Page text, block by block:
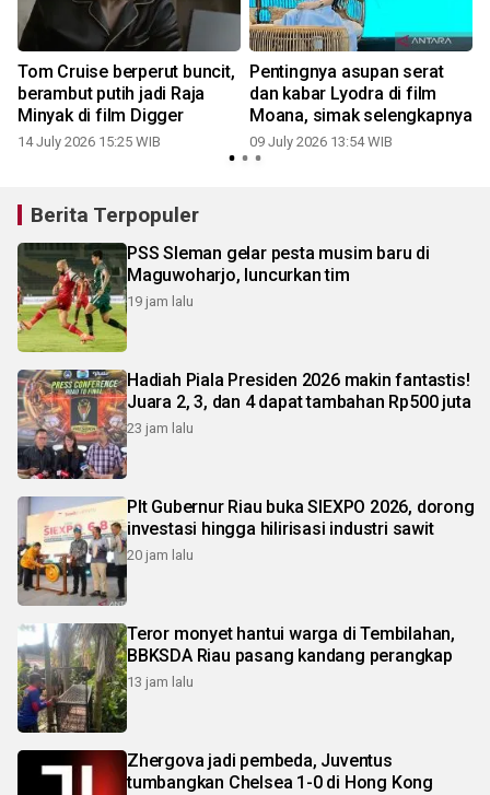
Tom Cruise berperut buncit,
berambut putih jadi Raja
Minyak di film Digger
14 July 2026 15:25 WIB
Pentingnya asupan serat
dan kabar Lyodra di film
Moana, simak selengkapnya
09 July 2026 13:54 WIB
Berita Terpopuler
PSS Sleman gelar pesta musim baru di
Maguwoharjo, luncurkan tim
19 jam lalu
Hadiah Piala Presiden 2026 makin fantastis!
Juara 2, 3, dan 4 dapat tambahan Rp500 juta
23 jam lalu
Plt Gubernur Riau buka SIEXPO 2026, dorong
investasi hingga hilirisasi industri sawit
20 jam lalu
Teror monyet hantui warga di Tembilahan,
BBKSDA Riau pasang kandang perangkap
13 jam lalu
Zhergova jadi pembeda, Juventus
tumbangkan Chelsea 1-0 di Hong Kong